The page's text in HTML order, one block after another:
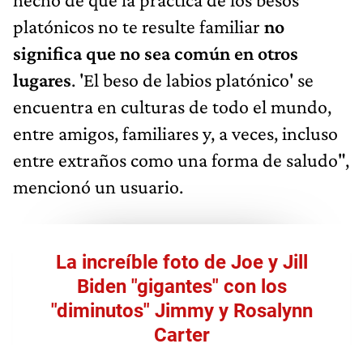
platónicos no te resulte familiar no
significa que no sea común en otros
lugares. 'El beso de labios platónico' se
encuentra en culturas de todo el mundo,
entre amigos, familiares y, a veces, incluso
entre extraños como una forma de saludo",
mencionó un usuario.
La increíble foto de Joe y Jill
Biden "gigantes" con los
"diminutos" Jimmy y Rosalynn
Carter